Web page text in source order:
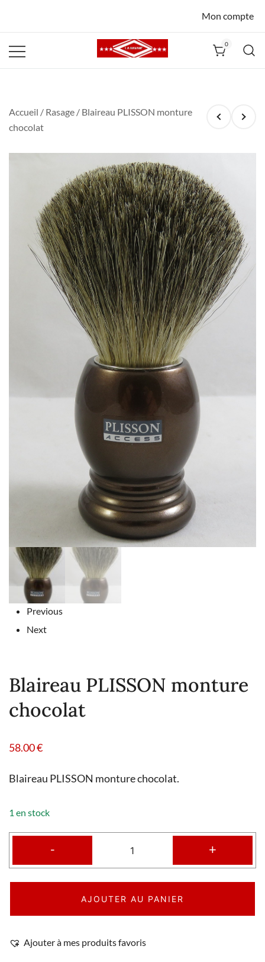
Mon compte
0
Accueil / Rasage / Blaireau PLISSON monture
chocolat
Previous
Next
Blaireau PLISSON monture
chocolat
58.00€
Blaireau PLISSON monture chocolat.
1 en stock
- +
AJOUTER AU PANIER
Ajouter à mes produits favoris